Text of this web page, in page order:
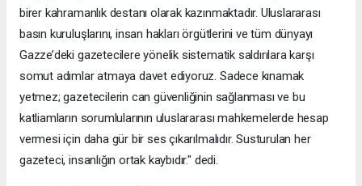
birer kahramanlık destanı olarak kazınmaktadır. Uluslararası
basın kuruluşlarını, insan hakları örgütlerini ve tüm dünyayı
Gazze’deki gazetecilere yönelik sistematik saldırılara karşı
somut adımlar atmaya davet ediyoruz. Sadece kınamak
yetmez; gazetecilerin can güvenliğinin sağlanması ve bu
katliamların sorumlularının uluslararası mahkemelerde hesap
vermesi için daha gür bir ses çıkarılmalıdır. Susturulan her
gazeteci, insanlığın ortak kaybıdır." dedi.